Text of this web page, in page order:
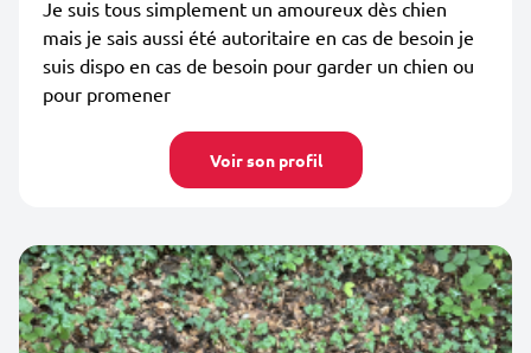
Je suis tous simplement un amoureux dès chien
mais je sais aussi été autoritaire en cas de besoin je
suis dispo en cas de besoin pour garder un chien ou
pour promener
Voir son profil